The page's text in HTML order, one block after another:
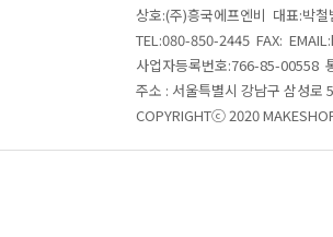
상호:(주)흥국에프엔비 대표:박
TEL:080-850-2445 FAX:
사업자등록번호:766-85-00558
주소 : 서울특별시 강남구 삼성로
COPYRIGHTⓒ 2020